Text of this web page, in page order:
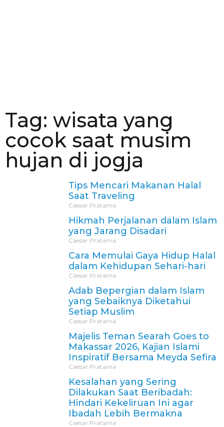
Tag: wisata yang
cocok saat musim
hujan di jogja
Tips Mencari Makanan Halal
Saat Traveling
Caesar Pratama
Hikmah Perjalanan dalam Islam
yang Jarang Disadari
Caesar Pratama
Cara Memulai Gaya Hidup Halal
dalam Kehidupan Sehari-hari
Caesar Pratama
Adab Bepergian dalam Islam
yang Sebaiknya Diketahui
Setiap Muslim
Caesar Pratama
Majelis Teman Searah Goes to
Makassar 2026, Kajian Islami
Inspiratif Bersama Meyda Sefira
Caesar Pratama
Kesalahan yang Sering
Dilakukan Saat Beribadah:
Hindari Kekeliruan Ini agar
Ibadah Lebih Bermakna
Caesar Pratama